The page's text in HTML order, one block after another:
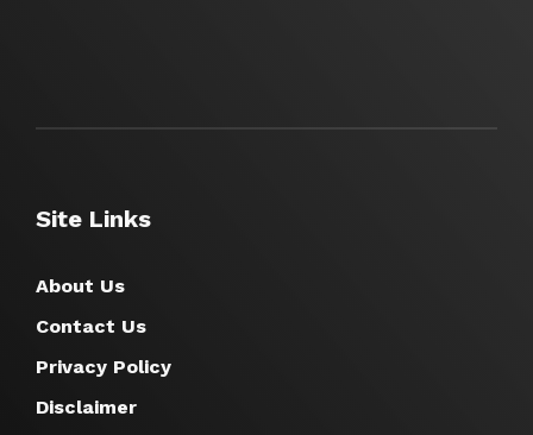
Site Links
About Us
Contact Us
Privacy Policy
Disclaimer